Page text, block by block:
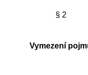
§ 2
Vymezení